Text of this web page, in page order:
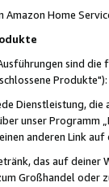
Amazon Home
sind
Produkte"):
Dienstleistung,
unser Programm
anderen Link
das auf deiner
Großhandel oder